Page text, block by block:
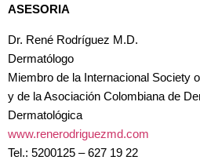
ASESORIA
Dr. René Rodríguez M.D.
Dermatólogo
Miembro de la Internacional Society
y de la Asociación Colombiana de
Dermatológica
www.renerodriguezmd.com
Tel.: 5200125 – 627 19 22